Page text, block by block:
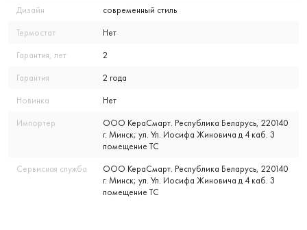
Дизайн современный стиль
Термостат Нет
Гарантия, лет 2
Гарантия 2 года
Новинка Нет
Импортер
ООО КераСмарт. Республика Беларусь, 220140
г. Минск; ул. Ул. Иосифа Жиновича д 4 каб. 3
помещение ТС
Сервисная служба
ООО КераСмарт. Республика Беларусь, 220140
г. Минск; ул. Ул. Иосифа Жиновича д 4 каб. 3
помещение ТС